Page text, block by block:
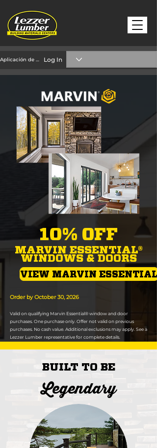
Aplicación de crédito Log In
10% OFF
MARVIN ESSENTIAL®
WINDOWS & DOORS
VIEW MARVIN ESSENTIAL
Order by October 30, 2026
Valid on qualifying Marvin Essential® window and door
purchases. One purchase only. Offer not valid on previous
purchases. No cash value. Additional exclusions may apply. See a
Lezzer Lumber representative for complete details.
BUILT TO BE
Legendary